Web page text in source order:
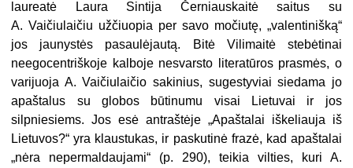
laureatė Laura Sintija Černiauskaitė saitus su
A. Vaičiulaičiu užčiuopia per savo močiutę, „valentinišką“
jos jaunystės pasaulėjautą. Bitė Vilimaitė stebėtinai
neegocentriškoje kalboje nesvarsto literatūros prasmės, o
varijuoja A. Vaičiulaičio sakinius, sugestyviai siedama jo
apaštalus su globos būtinumu visai Lietuvai ir jos
silpniesiems. Jos esė antraštėje „Apaštalai iškeliauja iš
Lietuvos?“ yra klaustukas, ir paskutinė frazė, kad apaštalai
„nėra nepermaldaujami“ (p. 290), teikia vilties, kuri A.